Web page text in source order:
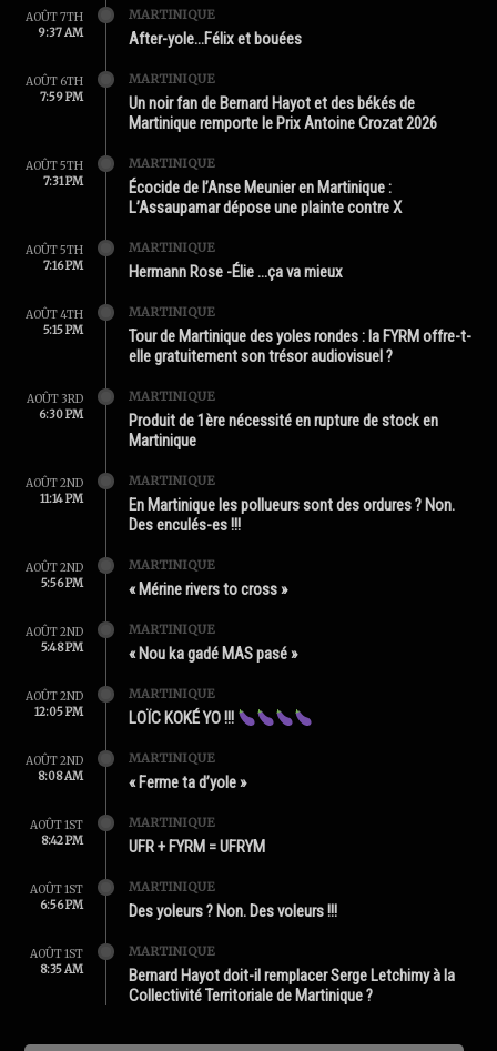
AOÛT 7TH
9:37 AM
MARTINIQUE
After-yole…Félix et bouées
AOÛT 6TH
7:59 PM
MARTINIQUE
Un noir fan de Bernard Hayot et des békés de
Martinique remporte le Prix Antoine Crozat 2026
AOÛT 5TH
7:31 PM
MARTINIQUE
Écocide de l’Anse Meunier en Martinique :
L’Assaupamar dépose une plainte contre X
AOÛT 5TH
7:16 PM
MARTINIQUE
Hermann Rose -Élie …ça va mieux
AOÛT 4TH
5:15 PM
MARTINIQUE
Tour de Martinique des yoles rondes : la FYRM offre-t-
elle gratuitement son trésor audiovisuel ?
AOÛT 3RD
6:30 PM
MARTINIQUE
Produit de 1ère nécessité en rupture de stock en
Martinique
AOÛT 2ND
11:14 PM
MARTINIQUE
En Martinique les pollueurs sont des ordures ? Non.
Des enculés-es !!!
AOÛT 2ND
5:56 PM
MARTINIQUE
« Mérine rivers to cross »
AOÛT 2ND
5:48 PM
MARTINIQUE
« Nou ka gadé MAS pasé »
AOÛT 2ND
12:05 PM
MARTINIQUE
LOÏC KOKÉ YO !!!
AOÛT 2ND
8:08 AM
MARTINIQUE
« Ferme ta d’yole »
AOÛT 1ST
8:42 PM
MARTINIQUE
UFR + FYRM = UFRYM
AOÛT 1ST
6:56 PM
MARTINIQUE
Des yoleurs ? Non. Des voleurs !!!
AOÛT 1ST
8:35 AM
MARTINIQUE
Bernard Hayot doit-il remplacer Serge Letchimy à la
Collectivité Territoriale de Martinique ?